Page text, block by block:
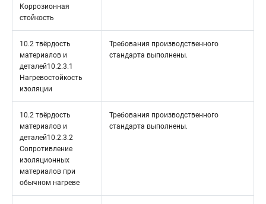
Коррозионная
стойкость
10.2 твёрдость
материалов и
деталей10.2.3.1
Нагревостойкость
изоляции
Требования производственного
стандарта выполнены.
10.2 твёрдость
материалов и
деталей10.2.3.2
Сопротивление
изоляционных
материалов при
обычном нагреве
Требования производственного
стандарта выполнены.